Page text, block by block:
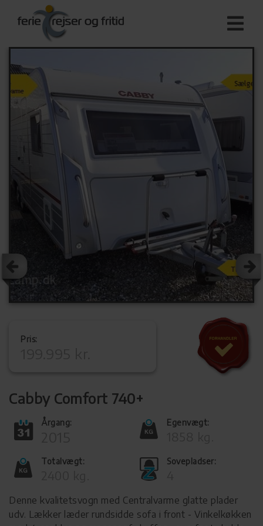
Pris:
Cabby Comfort 740+
Årgang: Egenvægt:
Totalvægt: Sovepladser:
Denne kvalitetsvogn med Centralvarme glatte plader
udv. Lækker læder rundsidde sofa i front - Vinkelkøkken